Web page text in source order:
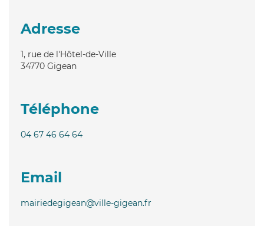
Adresse
1, rue de l'Hôtel-de-Ville
34770 Gigean
Téléphone
04 67 46 64 64
Email
mairiedegigean@ville-gigean.fr